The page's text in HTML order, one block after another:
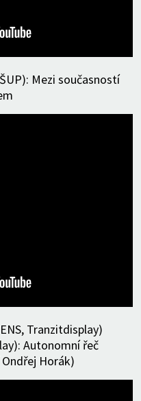
Mezi současností
Tranzitdisplay)
Autonomní řeč
Horák)